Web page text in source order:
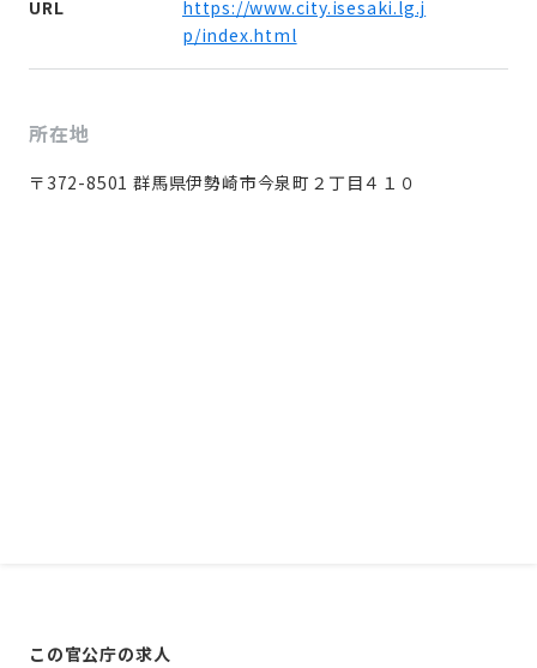
URL
https://www.city.isesaki.lg.j
p/index.html
所在地
〒372-8501 群馬県伊勢崎市今泉町２丁目４１０
この官公庁の求人